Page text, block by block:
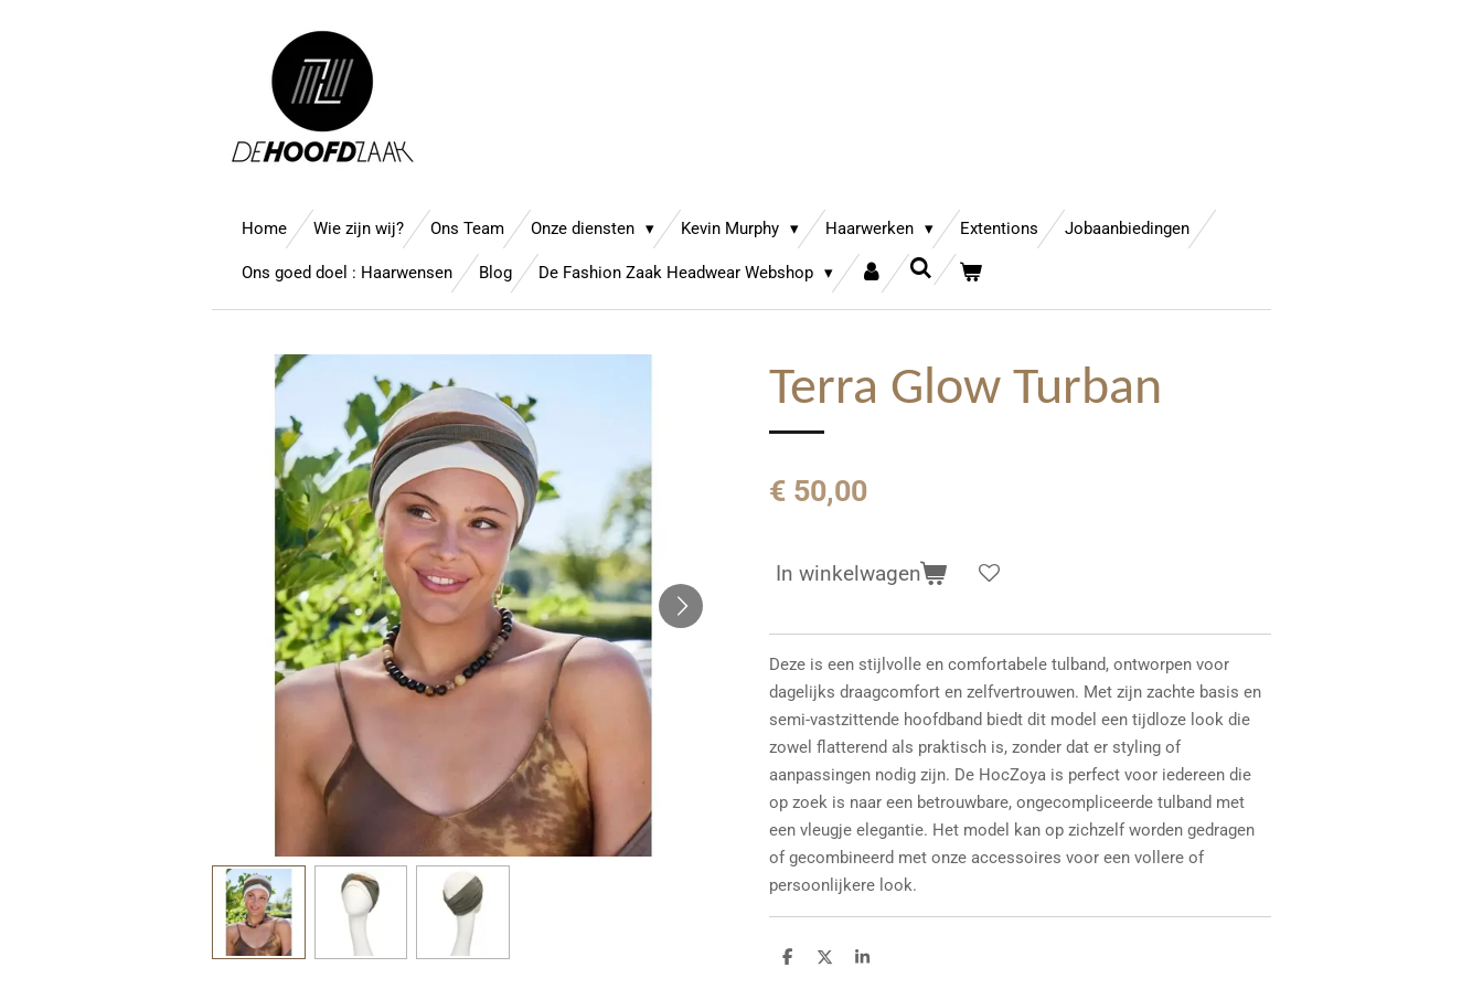
Home Wie zijn wij? Ons Team Onze diensten Kevin Murphy Haarwerken Extentions Jobaanbiedingen
Ons goed doel : Haarwensen Blog De Fashion Zaak Headwear Webshop
Terra Glow Turban
€ 50,00
In winkelwagen
Deze is een stijlvolle en comfortabele tulband, ontworpen voor
dagelijks draagcomfort en zelfvertrouwen. Met zijn zachte basis en
semi-vastzittende hoofdband biedt dit model een tijdloze look die
zowel flatterend als praktisch is, zonder dat er styling of
aanpassingen nodig zijn. De HocZoya is perfect voor iedereen die
op zoek is naar een betrouwbare, ongecompliceerde tulband met
een vleugje elegantie. Het model kan op zichzelf worden gedragen
of gecombineerd met onze accessoires voor een vollere of
persoonlijkere look.
D
D
S